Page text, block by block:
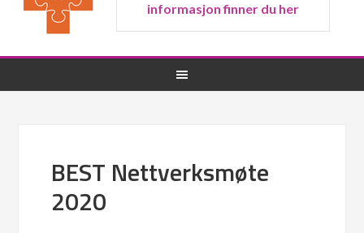
informasjon finner du her
BEST Nettverksmøte
2020